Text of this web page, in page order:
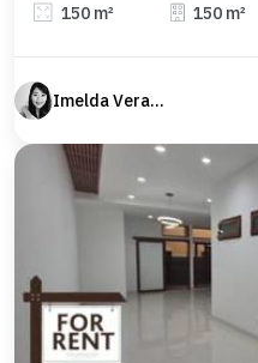
150 m² 150 m²
Imelda Veranika